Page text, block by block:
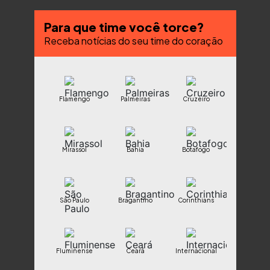
Para que time você torce?
Receba notícias do seu time do coração
Flamengo Palmeiras Cruzeiro
Mirassol Bahia Botafogo
São Paulo Bragantino Corinthians
Fluminense Ceará Internacional